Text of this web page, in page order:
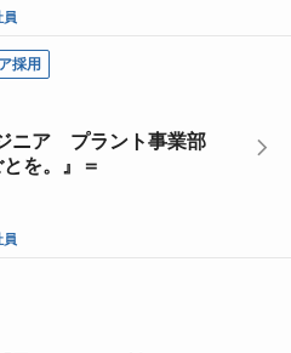
員
採用
ジニア プラント事業部
を。』＝
員